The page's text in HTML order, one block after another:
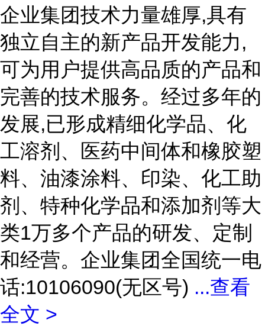
企业集团技术力量雄厚,具有
独立自主的新产品开发能力,
可为用户提供高品质的产品和
完善的技术服务。经过多年的
发展,已形成精细化学品、化
工溶剂、医药中间体和橡胶塑
料、油漆涂料、印染、化工助
剂、特种化学品和添加剂等大
类1万多个产品的研发、定制
和经营。企业集团全国统一电
话:10106090(无区号) ...查看
全文 >